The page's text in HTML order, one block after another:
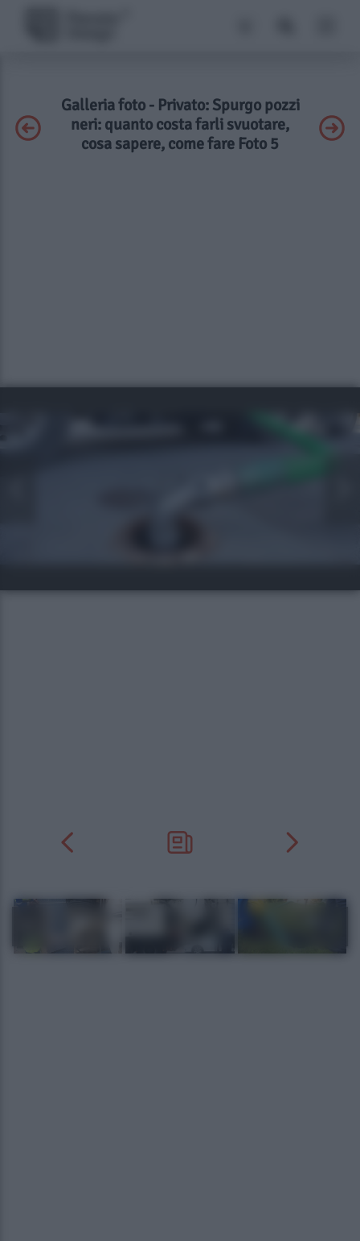
Galleria foto - Privato: Spurgo pozzi
neri: quanto costa farli svuotare,
cosa sapere, come fare Foto 5